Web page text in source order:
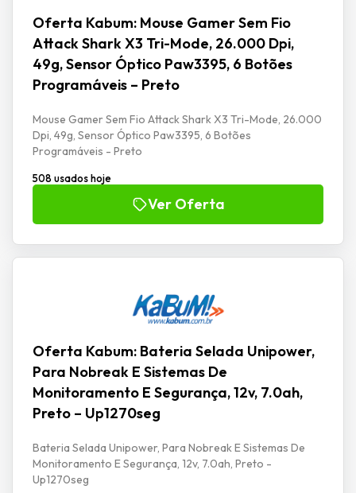
Oferta Kabum: Mouse Gamer Sem Fio
Attack Shark X3 Tri-Mode, 26.000 Dpi,
49g, Sensor Óptico Paw3395, 6 Botões
Programáveis – Preto
Mouse Gamer Sem Fio Attack Shark X3 Tri-Mode, 26.000
Dpi, 49g, Sensor Óptico Paw3395, 6 Botões
Programáveis - Preto
508 usados hoje
Ver Oferta
Oferta Kabum: Bateria Selada Unipower,
Para Nobreak E Sistemas De
Monitoramento E Segurança, 12v, 7.0ah,
Preto – Up1270seg
Bateria Selada Unipower, Para Nobreak E Sistemas De
Monitoramento E Segurança, 12v, 7.0ah, Preto -
Up1270seg